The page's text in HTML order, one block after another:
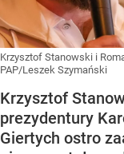
Krzysztof Stanowski i
PAP/Leszek Szymański
Krzysztof
prezydentury
Giertych ostro